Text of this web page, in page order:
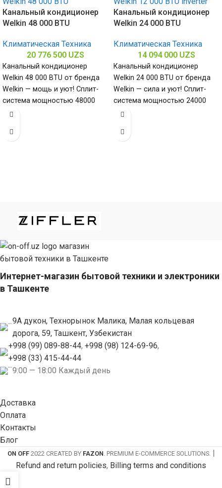
Канальный кондиционер
Welkin 48 000 BTU
Климатическая Техника
20 776 500 UZS
Канальный кондиционер
Welkin 48 000 BTU от бренда
Welkin — мощь и уют! Сплит-
система мощностью 48000
БТЕ для помещений до
Канальный кондиционер
Welkin 24 000 BTU
Климатическая Техника
14 094 000 UZS
Канальный кондиционер
Welkin 24 000 BTU от бренда
Welkin — сила и уют! Сплит-
система мощностью 24000
БТЕ для помещений до
Интернет-магазин бытовой техники и электроники
в Ташкенте
9А дукон, Технорынок Малика, Малая кольцевая
дорога, 59, Ташкент, Узбекистан
+998 (99) 089-88-44, +998 (98) 124-69-96,
+998 (33) 415-44-44
9:00 — 18:00 Каждый день
Доставка
Оплата
Контакты
Блог
ON OFF 2022 CREATED BY FAZON. PREMIUM E-COMMERCE SOLUTIONS.|
Refund and return policies, Billing terms and conditions